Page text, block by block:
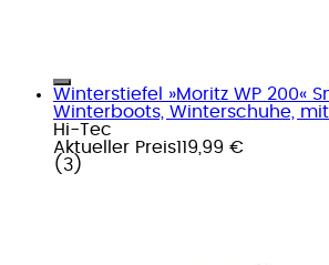
Winterstiefel »Moritz WP 200«
Winterboots, Winterschuhe, mit
Hi-Tec
Aktueller Preis119,99 €
( 3 )